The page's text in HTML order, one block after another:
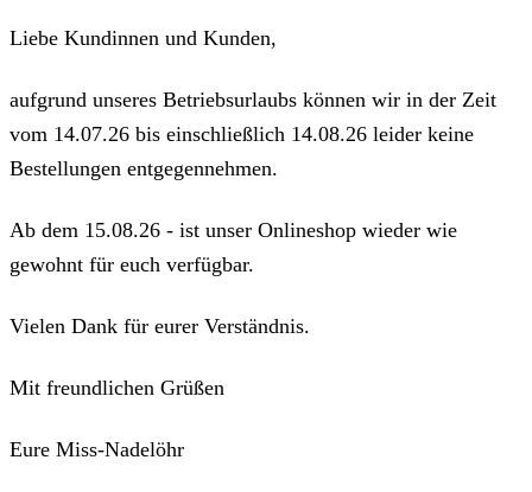
Liebe Kundinnen und Kunden,
aufgrund unseres Betriebsurlaubs können wir in der Zeit
vom 14.07.26 bis einschließlich 14.08.26 leider keine
Bestellungen entgegennehmen.
Ab dem 15.08.26 - ist unser Onlineshop wieder wie
gewohnt für euch verfügbar.
Vielen Dank für eurer Verständnis.
Mit freundlichen Grüßen
Eure Miss-Nadelöhr